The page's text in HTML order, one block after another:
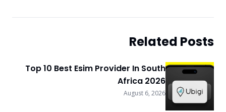
Related Posts
Top 10 Best Esim Provider In South
Africa 2026
August 6, 2026